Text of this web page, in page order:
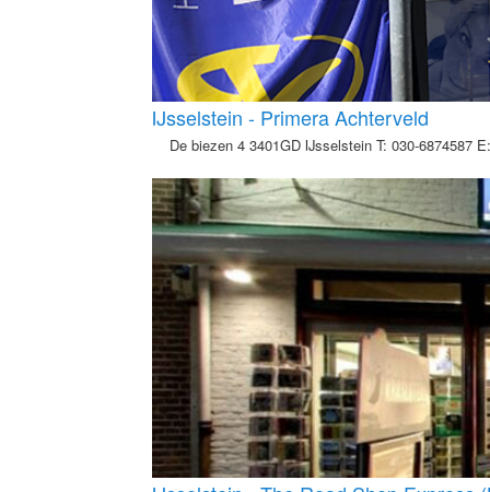
IJsselstein - Primera Achterveld
De biezen 4 3401GD IJsselstein T: 030-6874587